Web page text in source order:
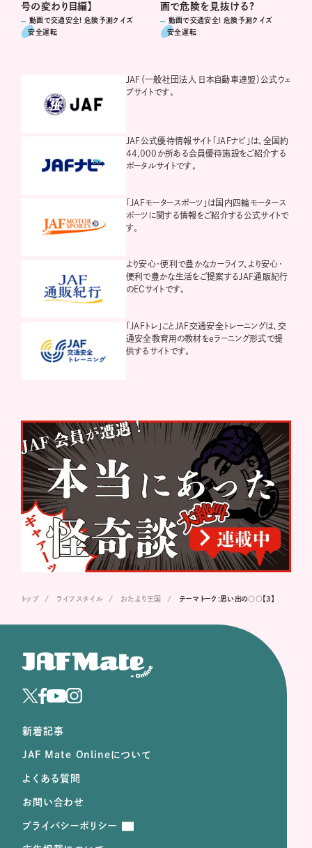
号の変わり目編】
動画で交通安全! 危険予測クイズ
安全運転
画で危険を見抜ける?
動画で交通安全! 危険予測クイズ
安全運転
JAF（一般社団法人 日本自動車連盟）公式ウェ
ブサイトです。
JAF公式優待情報サイト「JAFナビ」は、全国約
44,000か所ある会員優待施設をご紹介する
ポータルサイトです。
「JAFモータースポーツ」は国内四輪モータース
ポーツに関する情報をご紹介する公式サイトで
す。
より安心・便利で豊かなカーライフ、より安心・
便利で豊かな生活をご提案するJAF通販紀行
のECサイトです。
「JAFトレ」ことJAF交通安全トレーニングは、交
通安全教育用の教材をeラーニング形式で提
供するサイトです。
トップ ライフスタイル おたより王国 テーマトーク:思い出の○○【3】
新着記事
JAF Mate Onlineについて
よくある質問
お問い合わせ
プライバシーポリシー